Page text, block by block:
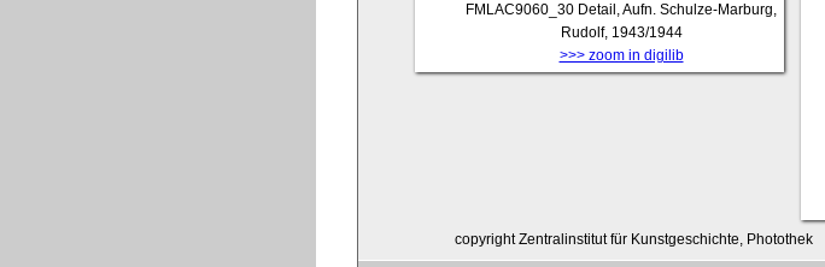
FMLAC9060_30 Detail, Aufn. Schulze-Marburg,
Rudolf, 1943/1944
>>> zoom in digilib
copyright Zentralinstitut für Kunstgeschichte, Photothek